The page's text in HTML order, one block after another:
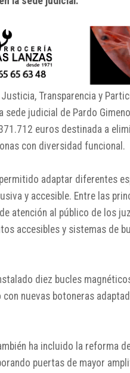
Transparencia y
sede judicial de Pardo
euros destinada a
con diversidad funcional.
adaptar diferentes
y accesible. Entre las
atención al público de los
accesibles y sistemas de
diez bucles
con nuevas botoneras
ha incluido la reforma
puertas de mayor